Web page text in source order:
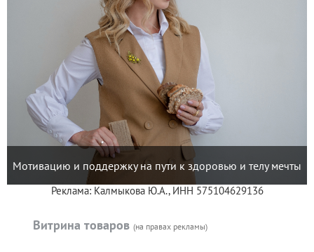
Мотивацию и поддержку на пути к здоровью и телу мечты
Реклама: Калмыкова Ю.А., ИНН 575104629136
Витрина товаров (на правах рекламы)